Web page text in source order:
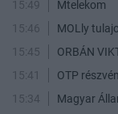
15:49
Mtelekom
15:46
MOLly
15:45
ORBÁN
15:41
OTP
15:34
Magyar